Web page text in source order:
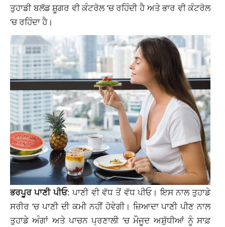
ਤੁਹਾਡੀ ਬਲੱਡ ਸ਼ੂਗਰ ਵੀ ਕੰਟਰੋਲ ‘ਚ ਰਹਿੰਦੀ ਹੈ ਅਤੇ ਭਾਰ ਵੀ ਕੰਟਰੋਲ
‘ਚ ਰਹਿੰਦਾ ਹੈ।
ਭਰਪੂਰ ਪਾਣੀ ਪੀਓ: ਪਾਣੀ ਵੀ ਵੱਧ ਤੋਂ ਵੱਧ ਪੀਓ। ਇਸ ਨਾਲ ਤੁਹਾਡੇ
ਸਰੀਰ ‘ਚ ਪਾਣੀ ਦੀ ਕਮੀ ਨਹੀਂ ਹੋਵੇਗੀ। ਜ਼ਿਆਦਾ ਪਾਣੀ ਪੀਣ ਨਾਲ
ਤੁਹਾਡੇ ਅੰਗਾਂ ਅਤੇ ਪਾਚਨ ਪ੍ਰਣਾਲੀ ‘ਚ ਮੌਜੂਦ ਅਸ਼ੁੱਧੀਆਂ ਨੂੰ ਸਾਫ਼